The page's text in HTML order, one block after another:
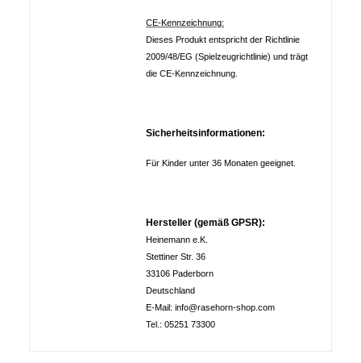
CE-Kennzeichnung:
Dieses Produkt entspricht der Richtlinie
2009/48/EG (Spielzeugrichtlinie) und trägt
die CE-Kennzeichnung.
Sicherheitsinformationen:
Für Kinder unter 36 Monaten geeignet.
Hersteller (gemäß GPSR):
Heinemann e.K.
Stettiner Str. 36
33106 Paderborn
Deutschland
E-Mail: info@rasehorn-shop.com
Tel.: 05251 73300